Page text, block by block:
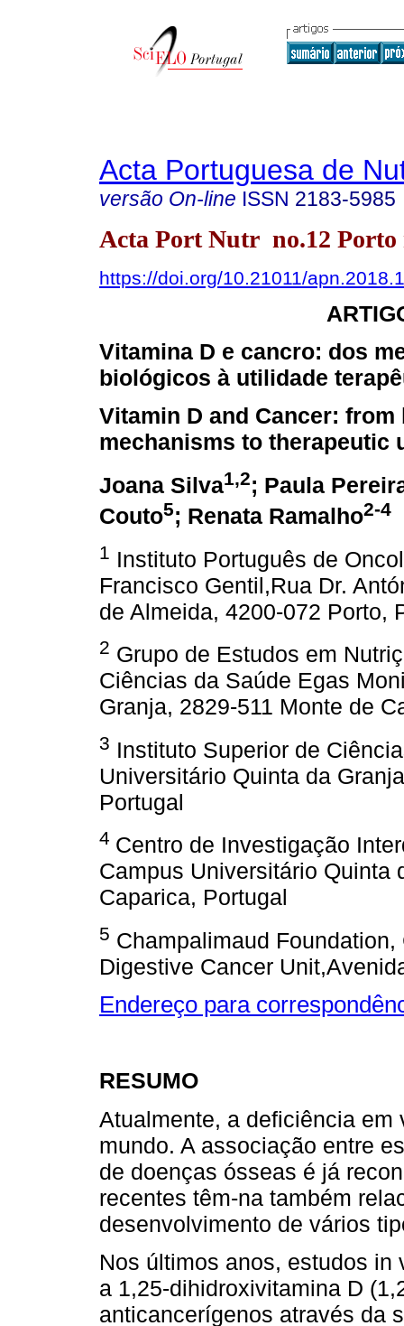
Acta Portuguesa de
versão On-line ISSN 2183-5985
Acta Port Nutr no.12 Porto
https://doi.org/10.21011/
Vitamina D e cancro: dos
biológicos à utilidade
Vitamin D and Cancer:
mechanisms to therapeutic
Joana Silva1,2; Paula
Couto5; Renata Ramalho2-4
1 Instituto Português de
Francisco Gentil,Rua Dr.
de Almeida, 4200-072 Porto,
2 Grupo de Estudos em
Ciências da Saúde Egas
Granja, 2829-511 Monte de
3 Instituto Superior de
Universitário Quinta da
Portugal
4 Centro de Investigação
Campus Universitário Quinta
Caparica, Portugal
5 Champalimaud
Digestive Cancer
Endereço para
RESUMO
Atualmente, a deficiência em
mundo. A associação entre
de doenças ósseas é já
recentes têm-na também
desenvolvimento de vários
Nos últimos anos, estudos
a 1,25-dihidroxivitamina D
anticancerígenos através da